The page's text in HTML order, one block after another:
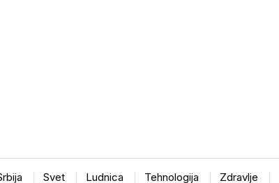
Svet Ludnica Tehnologija Zdravlje